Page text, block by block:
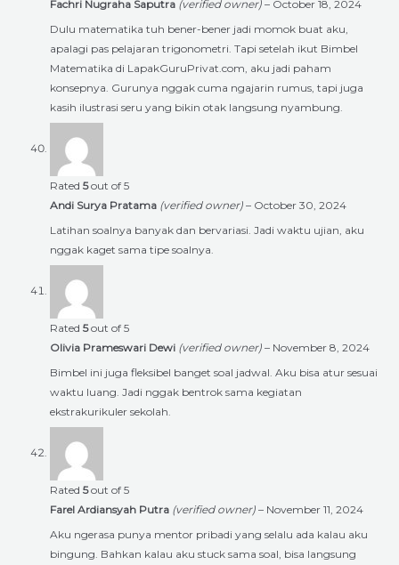
Fachri Nugraha Saputra (verified owner) – October 18, 2024
Dulu matematika tuh bener-bener jadi momok buat aku,
apalagi pas pelajaran trigonometri. Tapi setelah ikut Bimbel
Matematika di LapakGuruPrivat.com, aku jadi paham
konsepnya. Gurunya nggak cuma ngajarin rumus, tapi juga
kasih ilustrasi seru yang bikin otak langsung nyambung.
Rated 5out of 5
Andi Surya Pratama (verified owner) – October 30, 2024
Latihan soalnya banyak dan bervariasi. Jadi waktu ujian, aku
nggak kaget sama tipe soalnya.
Rated 5out of 5
Olivia Prameswari Dewi (verified owner) – November 8, 2024
Bimbel ini juga fleksibel banget soal jadwal. Aku bisa atur sesuai
waktu luang. Jadi nggak bentrok sama kegiatan
ekstrakurikuler sekolah.
Rated 5out of 5
Farel Ardiansyah Putra (verified owner) – November 11, 2024
Aku ngerasa punya mentor pribadi yang selalu ada kalau aku
bingung. Bahkan kalau aku stuck sama soal, bisa langsung